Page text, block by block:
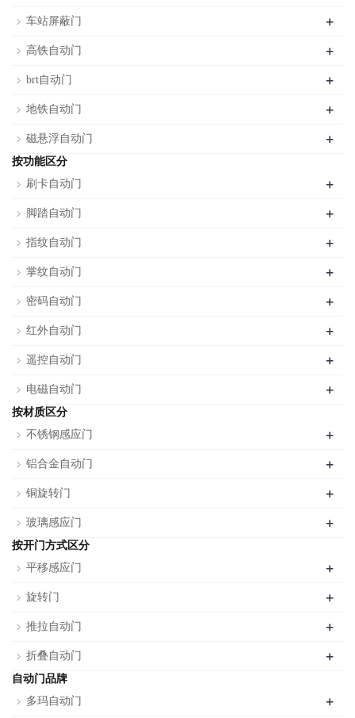
车站屏蔽门 +
高铁自动门 +
brt自动门 +
地铁自动门 +
磁悬浮自动门 +
按功能区分
刷卡自动门
+
脚踏自动门 +
指纹自动门 +
掌纹自动门 +
密码自动门 +
红外自动门 +
遥控自动门 +
电磁自动门 +
按材质区分
不锈钢感应门
+
铝合金自动门 +
铜旋转门 +
玻璃感应门 +
按开门方式区分
平移感应门
+
旋转门 +
推拉自动门 +
折叠自动门 +
自动门品牌
多玛自动门
+